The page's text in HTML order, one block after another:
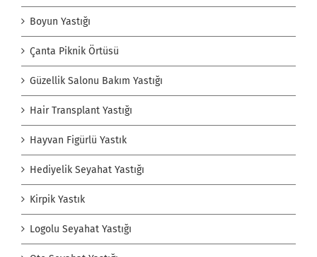
Boyun Yastığı
Çanta Piknik Örtüsü
Güzellik Salonu Bakım Yastığı
Hair Transplant Yastığı
Hayvan Figürlü Yastık
Hediyelik Seyahat Yastığı
Kirpik Yastık
Logolu Seyahat Yastığı